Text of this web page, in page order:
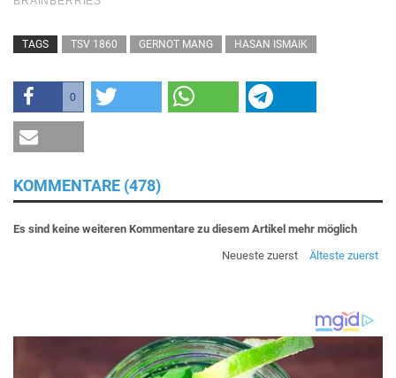
TAGS TSV 1860 GERNOT MANG HASAN ISMAIK
0
KOMMENTARE (478)
Es sind keine weiteren Kommentare zu diesem Artikel mehr möglich
Neueste zuerst
Älteste zuerst